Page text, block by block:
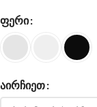
ᲤᲔᲠᲘ
ᲐᲘᲠᲩᲘᲔᲗ